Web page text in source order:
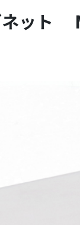
ネット